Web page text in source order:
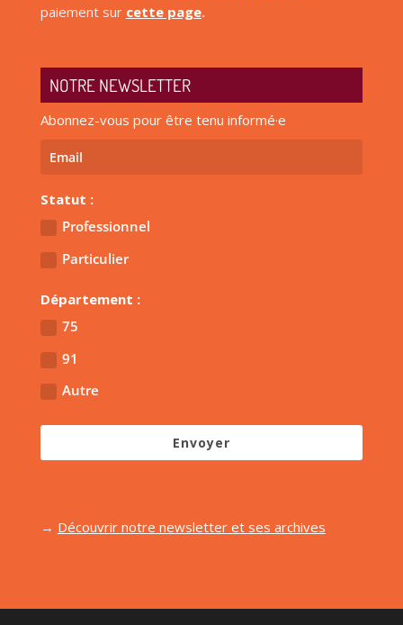
paiement sur cette page.
NOTRE NEWSLETTER
Abonnez-vous pour être tenu informé·e
Statut :
Professionnel
Particulier
Département :
75
91
Autre
Envoyer
→ Découvrir notre newsletter et ses archives